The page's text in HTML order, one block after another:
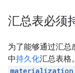
汇总表必须
为了能够通过汇总
中持久化汇总表格
materialization